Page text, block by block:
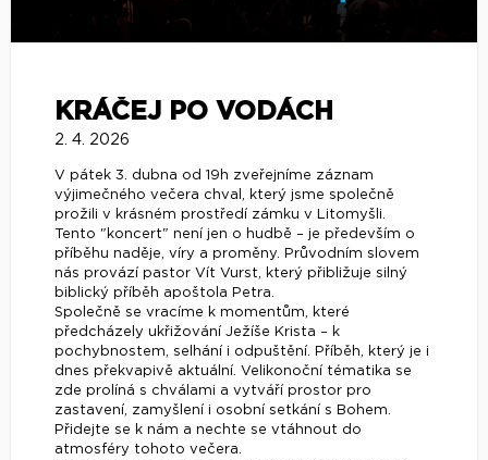
KRÁČEJ PO VODÁCH
2. 4. 2026
V pátek 3. dubna od 19h zveřejníme záznam
výjimečného večera chval, který jsme společně
prožili v krásném prostředí zámku v Litomyšli.
Tento "koncert" není jen o hudbě – je především o
příběhu naděje, víry a proměny. Průvodním slovem
nás provází pastor Vít Vurst, který přibližuje silný
biblický příběh apoštola Petra.
Společně se vracíme k momentům, které
předcházely ukřižování Ježíše Krista – k
pochybnostem, selhání i odpuštění. Příběh, který je i
dnes překvapivě aktuální. Velikonoční tématika se
zde prolíná s chválami a vytváří prostor pro
zastavení, zamyšlení i osobní setkání s Bohem.
Přidejte se k nám a nechte se vtáhnout do
atmosféry tohoto večera.